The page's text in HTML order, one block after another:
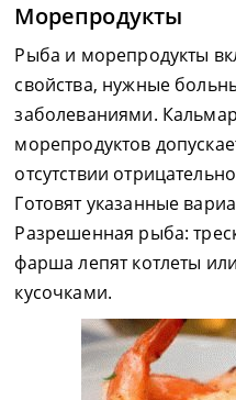
Морепродукты
Рыба и морепродукты
свойства, нужные
заболеваниями.
морепродуктов
отсутствии
Готовят указанные
Разрешенная рыба:
фарша лепят котлеты
кусочками.